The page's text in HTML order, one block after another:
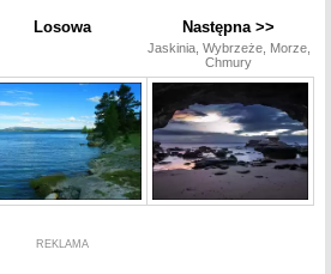
Losowa Następna >>
Jaskinia, Wybrzeże, Morze,
Chmury
REKLAMA